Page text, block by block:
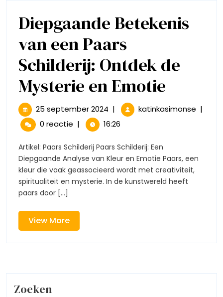
Diepgaande Betekenis
van een Paars
Schilderij: Ontdek de
Mysterie en Emotie
Paars
en
25 september 2024 25
september
2024
| katinkasimonse |
0 reactie | 16:26
Artikel: Paars Schilderij Paars Schilderij: Een
Diepgaande Analyse van Kleur en Emotie Paars, een
kleur die vaak geassocieerd wordt met creativiteit,
spiritualiteit en mysterie. In de kunstwereld heeft
paars door [...]
View MoreView
More
Zoeken